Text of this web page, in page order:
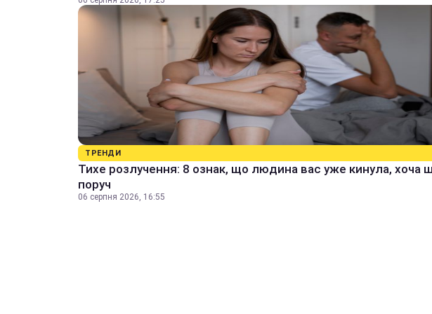
ТРЕНДИ
Тихе розлучення: 8 ознак, що людина вас уже кинула, хоча
поруч
06 серпня 2026, 16:55